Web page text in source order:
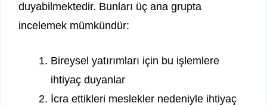
duyabilmektedir. Bunları üç ana grupta
incelemek mümkündür:
Bireysel yatırımları için bu işlemlere
ihtiyaç duyanlar
İcra ettikleri meslekler nedeniyle ihtiyaç